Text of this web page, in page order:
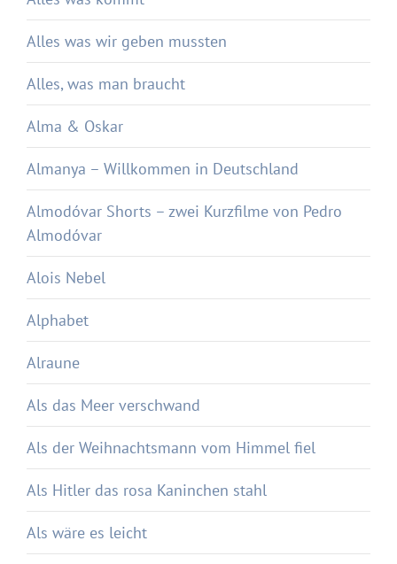
Alles was wir geben mussten
Alles, was man braucht
Alma & Oskar
Almanya – Willkommen in Deutschland
Almodóvar Shorts – zwei Kurzfilme von Pedro
Almodóvar
Alois Nebel
Alphabet
Alraune
Als das Meer verschwand
Als der Weihnachtsmann vom Himmel fiel
Als Hitler das rosa Kaninchen stahl
Als wäre es leicht